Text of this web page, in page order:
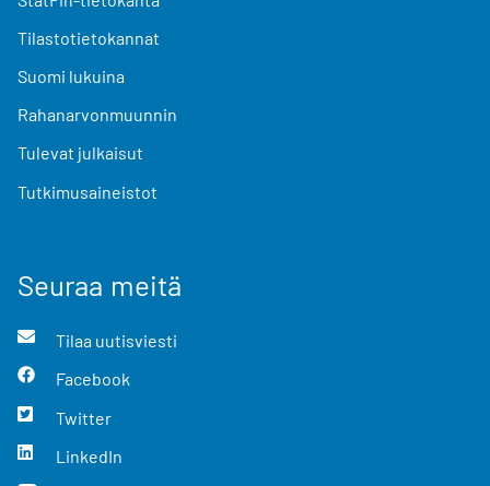
Tilastotietokannat
Suomi lukuina
Rahanarvonmuunnin
Tulevat julkaisut
Tutkimusaineistot
Seuraa meitä
Tilaa uutisviesti
Facebook
Twitter
LinkedIn